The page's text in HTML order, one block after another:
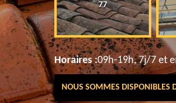
77
Horaires :09h-19h, 7j/7 et
NOUS SOMMES DISPONIBLES